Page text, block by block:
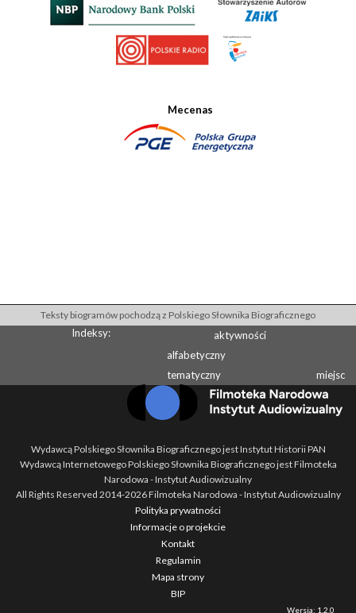
Mecenas
Teksty biogramów pochodzą z Polskiego Słownika Biograficznego
Indeksy:
aktywności
alfabetyczny
tematyczny
miejsc
Wydawcą Polskiego Słownika Biograficznego jest Instytut Historii PAN
Wydawcą Internetowego Polskiego Słownika Biograficznego jest Filmoteka
Narodowa - Instytut Audiowizualny
All Rights Reserved 2014-2026Filmoteka Narodowa - Instytut Audiowizualny
Polityka prywatności
Informacje o projekcie
Kontakt
Regulamin
Mapa strony
BIP
Wersja: 1.2.0